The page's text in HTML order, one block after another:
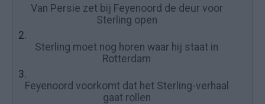
Van Persie zet bij Feyenoord de deur voor
Sterling open
2.
Sterling moet nog horen waar hij staat in
Rotterdam
3.
Feyenoord voorkomt dat het Sterling-verhaal
gaat rollen